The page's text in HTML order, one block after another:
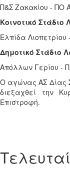
Π&Σ Ζακακίου - ΠΟ
Κοινοτικό Στάδιο
Ελπίδα
Δημοτικό Στάδιο
Απόλλων Γερίου -
Ο αγώνας ΑΣ Δίας
διεξαχθεί την
Επιστροφή.